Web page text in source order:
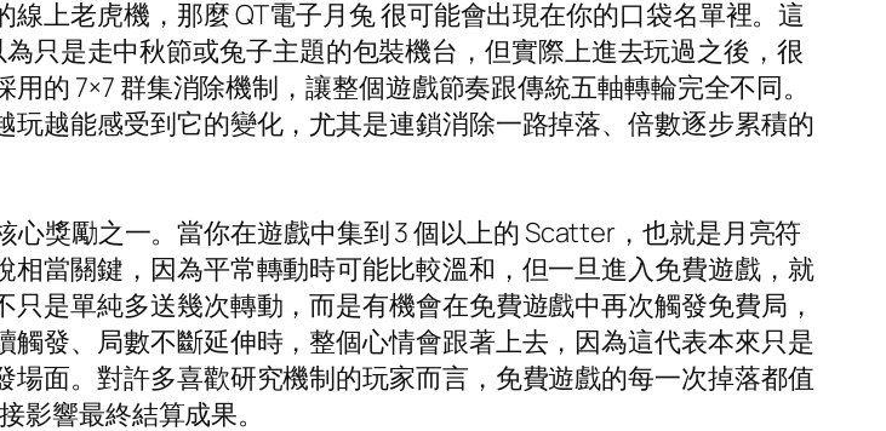
上老虎機，那麼 QT電子月兔 很可能會出現在你的口袋名單裡。這
只是走中秋節或兔子主題的包裝機台，但實際上進去玩過之後，很
的 7×7 群集消除機制，讓整個遊戲節奏跟傳統五軸轉輪完全不同。
越能感受到它的變化，尤其是連鎖消除一路掉落、倍數逐步累積的
獎勵之一。當你在遊戲中集到 3 個以上的 Scatter，也就是月亮符
當關鍵，因為平常轉動時可能比較溫和，但一旦進入免費遊戲，就
是單純多送幾次轉動，而是有機會在免費遊戲中再次觸發免費局，
發、局數不斷延伸時，整個心情會跟著上去，因為這代表本來只是
面。對許多喜歡研究機制的玩家而言，免費遊戲的每一次掉落都值
影響最終結算成果。